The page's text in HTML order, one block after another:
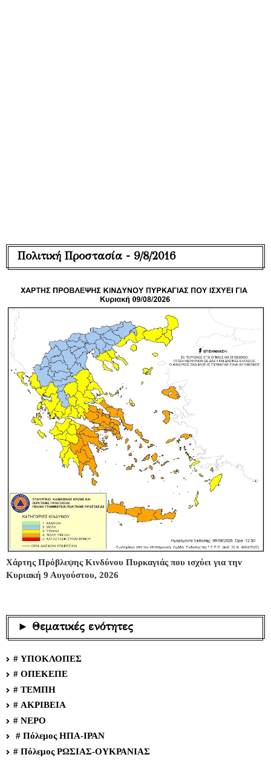
Πολιτική Προστασία - 9/8/2016
Χάρτης Πρόβλεψης Κινδύνου Πυρκαγιάς που ισχύει για την
Κυριακή 9 Αυγούστου, 2026
► Θεματικές ενότητες
# ΥΠΟΚΛΟΠΕΣ
# ΟΠΕΚΕΠΕ
# ΤΕΜΠΗ
# ΑΚΡΙΒΕΙΑ
# ΝΕΡΟ
# Πόλεμος ΗΠΑ-ΙΡΑΝ
# Πόλεμος ΡΩΣΙΑΣ-ΟΥΚΡΑΝΙΑΣ